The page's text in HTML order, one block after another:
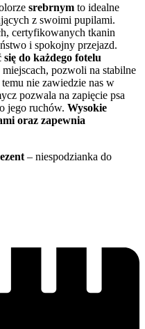
srebrnym to idealne
z swoimi pupilami.
certyfikowanych tkanin
i spokojny przejazd.
się do każdego fotelu
pozwoli na stabilne
nie zawiedzie nas w
pozwala na zapięcie psa
jego ruchów. Wysokie
oraz zapewnia
– niespodzianka do